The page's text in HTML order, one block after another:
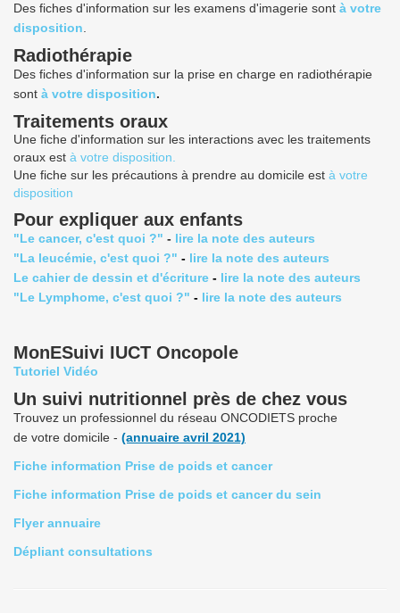
Des fiches d'information sur les examens d'imagerie sont à votre
disposition
Radiothérapie
Des fiches d'information sur la prise en charge en radiothérapie
sont à votre disposition.
Traitements oraux
Une fiche d'information sur les interactions avec les traitements
oraux est à votre disposition
Une fiche sur les précautions à prendre au domicile est à votre
disposition
Pour expliquer aux enfants
"Le cancer, c'est quoi ?" - lire la note des auteurs
"La leucémie, c'est quoi ?" - lire la note des auteurs
Le cahier de dessin et d'écriture - lire la note des auteurs
"Le Lymphome, c'est quoi ?" - lire la note des auteurs
MonESuivi IUCT Oncopole
Tutoriel Vidéo
Un suivi nutritionnel près de chez vous
Trouvez un professionnel du réseau ONCODIETS proche
de votre domicile - (annuaire avril 2021)
Fiche information Prise de poids et cancer
Fiche information Prise de poids et cancer du sein
Flyer annuaire
Dépliant consultations